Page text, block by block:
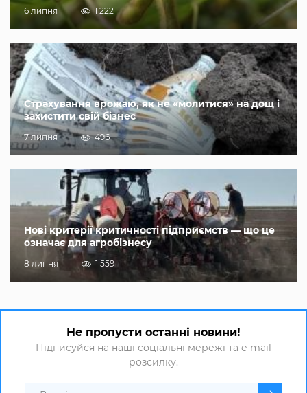
6 липня 1 222
Страхування врожаю, як не «молитися» на дощ і
захистити свій бізнес
7 липня 496
Нові критерії критичності підприємств — що це
означає для агробізнесу
8 липня 1 559
Не пропусти останні новини!
Підписуйся на наші соціальні мережі та e-mail
розсилку.